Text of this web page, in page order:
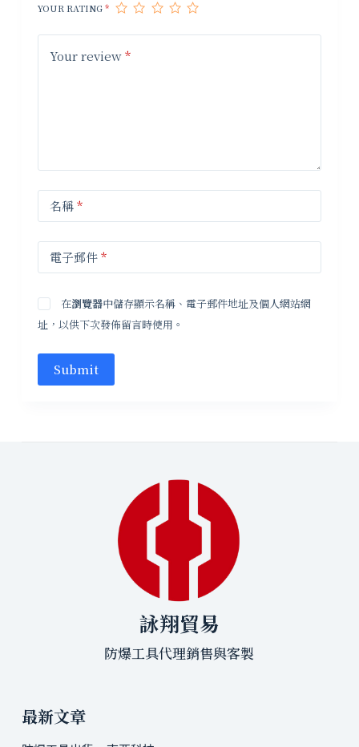
YOUR RATING*
Your review*
名稱*
電子郵件*
在瀏覽器中儲存顯示名稱、電子郵件地址及個人網站網
址，以供下次發佈留言時使用。
Submit
詠翔貿易
防爆工具代理銷售與客製
最新文章